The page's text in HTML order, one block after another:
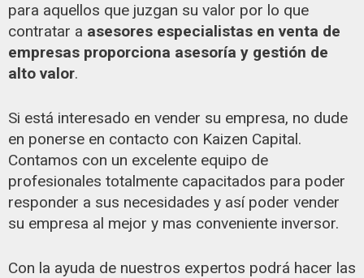
para aquellos que juzgan su valor por lo que
contratar a asesores especialistas en venta de
empresas proporciona asesoría y gestión de
alto valor.
Si está interesado en vender su empresa, no dude
en ponerse en contacto con Kaizen Capital.
Contamos con un excelente equipo de
profesionales totalmente capacitados para poder
responder a sus necesidades y así poder vender
su empresa al mejor y mas conveniente inversor.
Con la ayuda de nuestros expertos podrá hacer las